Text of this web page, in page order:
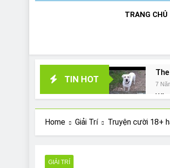
TRANG CHỦ
TIN HOT
7
7
Are
Home Giải Trí Truyện cười 18+
GIẢI TRÍ